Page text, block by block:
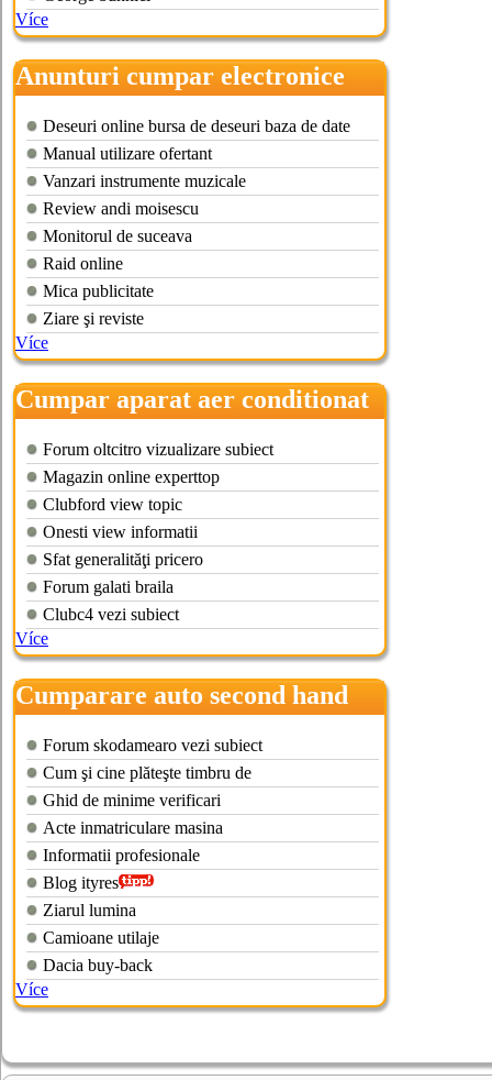
Více
Anunturi cumpar electronice
Deseuri online bursa de deseuri baza de date
Manual utilizare ofertant
Vanzari instrumente muzicale
Review andi moisescu
Monitorul de suceava
Raid online
Mica publicitate
Ziare şi reviste
Více
Cumpar aparat aer conditionat
mobil
Forum oltcitro vizualizare subiect
Magazin online experttop
Clubford view topic
Onesti view informatii
Sfat generalităţi pricero
Forum galati braila
Clubc4 vezi subiect
Více
Cumparare auto second hand
Forum skodamearo vezi subiect
Cum şi cine plăteşte timbru de
Ghid de minime verificari
Acte inmatriculare masina
Informatii profesionale
Blog ityres
Ziarul lumina
Camioane utilaje
Dacia buy-back
Více